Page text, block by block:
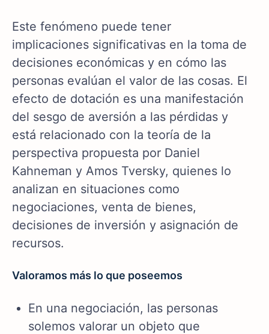
Este fenómeno puede tener
implicaciones significativas en la toma de
decisiones económicas y en cómo las
personas evalúan el valor de las cosas. El
efecto de dotación es una manifestación
del sesgo de aversión a las pérdidas y
está relacionado con la teoría de la
perspectiva propuesta por Daniel
Kahneman y Amos Tversky, quienes lo
analizan en situaciones como
negociaciones, venta de bienes,
decisiones de inversión y asignación de
recursos.
Valoramos más lo que poseemos
En una negociación, las personas
solemos valorar un objeto que